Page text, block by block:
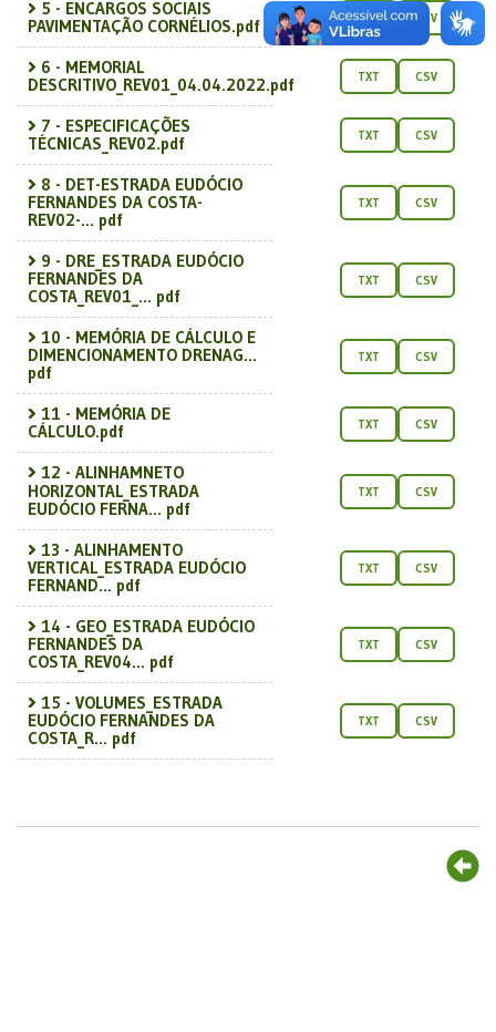
5 - ENCARGOS SOCIAIS
PAVIMENTAÇÃO CORNÉLIOS.pdf
TXT CSV
6 - MEMORIAL
DESCRITIVO_REV01_04.04.2022.pdf
TXT CSV
7 - ESPECIFICAÇÕES
TÉCNICAS_REV02.pdf
TXT CSV
8 - DET-ESTRADA EUDÓCIO
FERNANDES DA COSTA-
REV02-... pdf
TXT CSV
9 - DRE_ESTRADA EUDÓCIO
FERNANDES DA
COSTA_REV01_... pdf
TXT CSV
10 - MEMÓRIA DE CÁLCULO E
DIMENCIONAMENTO DRENAG...
pdf
TXT CSV
11 - MEMÓRIA DE
CÁLCULO.pdf
TXT CSV
12 - ALINHAMNETO
HORIZONTAL_ESTRADA
EUDÓCIO FERNA... pdf
TXT CSV
13 - ALINHAMENTO
VERTICAL_ESTRADA EUDÓCIO
FERNAND... pdf
TXT CSV
14 - GEO_ESTRADA EUDÓCIO
FERNANDES DA
COSTA_REV04... pdf
TXT CSV
15 - VOLUMES_ESTRADA
EUDÓCIO FERNANDES DA
COSTA_R... pdf
TXT CSV